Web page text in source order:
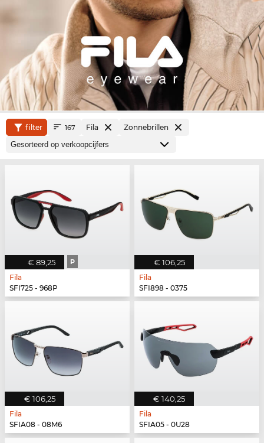
filter 167 Fila Zonnebrillen
€ 89,25 P
Fila
SFI725 - 968P
€ 106,25
Fila
SFI898 - 0375
€ 106,25
Fila
SFIA08 - 08M6
€ 140,25
Fila
SFIA05 - 0U28